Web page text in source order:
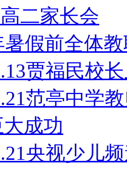
二家长会
暑假前全体
贾福民校
范亭中学
成功
央视少儿